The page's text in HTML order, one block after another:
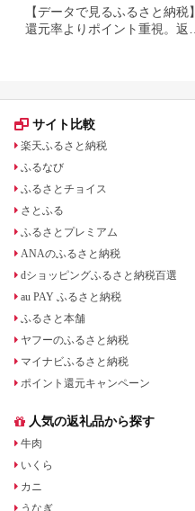
【データで見るふるさと納税】
還元率よりポイント重視。返礼
サイト比較
楽天ふるさと納税
ふるなび
ふるさとチョイス
さとふる
ふるさとプレミアム
ANAのふるさと納税
dショッピングふるさと納税百選
au PAY ふるさと納税
ふるさと本舗
ヤフーのふるさと納税
マイナビふるさと納税
ポイント還元キャンペーン
人気の返礼品から探す
牛肉
いくら
カニ
うなぎ